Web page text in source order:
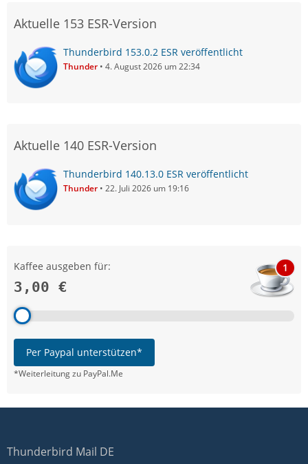
Aktuelle 153 ESR-Version
Thunderbird 153.0.2 ESR veröffentlicht
Thunder 4. August 2026 um 22:34
Aktuelle 140 ESR-Version
Thunderbird 140.13.0 ESR veröffentlicht
Thunder 22. Juli 2026 um 19:16
Kaffee ausgeben für:
3,00 €
1
Per Paypal unterstützen*
*Weiterleitung zu PayPal.Me
Thunderbird Mail DE